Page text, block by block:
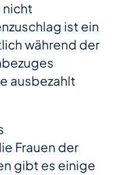
nicht
ist ein
während der
ausbezahlt
Frauen der
gibt es einige